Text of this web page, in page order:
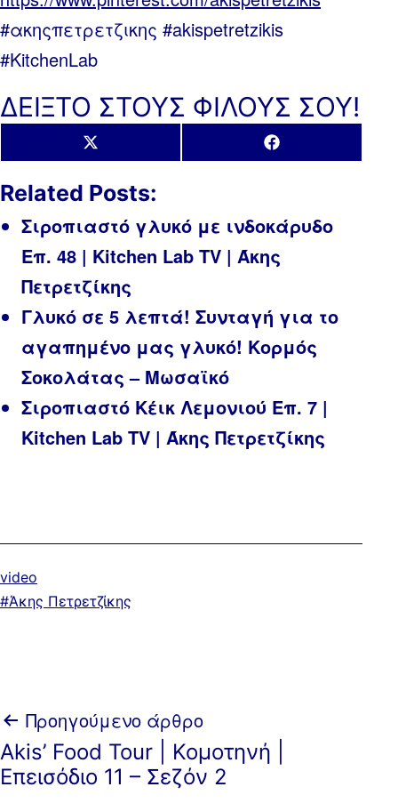
#ακηςπετρετζικης #akispetretzikis
#KitchenLab
ΔΕΙΞΤΟ ΣΤΟΥΣ ΦΙΛΟΥΣ ΣΟΥ!
Share
on
X
(Twitter)
Share
on
Facebook
Related Posts:
Σιροπιαστό γλυκό με ινδοκάρυδο
Επ. 48 | Kitchen Lab TV | Άκης
Πετρετζίκης
Γλυκό σε 5 λεπτά! Συνταγή για το
αγαπημένο μας γλυκό! Κορμός
Σοκολάτας – Μωσαϊκό
Σιροπιαστό Κέικ Λεμονιού Επ. 7 |
Kitchen Lab TV | Άκης Πετρετζίκης
Κατηγοριοποιημένα
ως
video
ΜεΆκης Πετρετζίκης
Πλοήγηση
άρθρων
Προηγούμενο άρθρο
Akis’ Food Tour | Κομοτηνή |
Επεισόδιο 11 – Σεζόν 2